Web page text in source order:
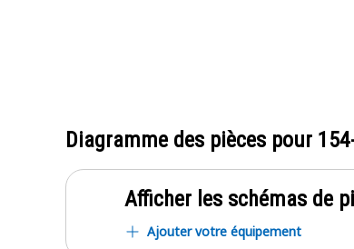
Diagramme des pièces pour
Afficher les schémas de
Ajouter votre équipement